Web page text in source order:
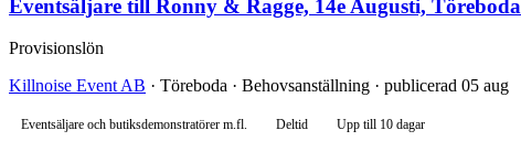
Eventsäljare till Ronny & Ragge, 14e Augusti, Töreboda
Provisionslön
Killnoise Event AB · Töreboda · Behovsanställning · publicerad 05 aug
Eventsäljare och butiksdemonstratörer m.fl. Deltid Upp till 10 dagar